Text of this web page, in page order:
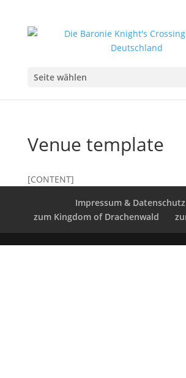
Seite wählen
Venue template
[CONTENT]
Impressum & Datenschutz
zum Kingdom of Drachenwald